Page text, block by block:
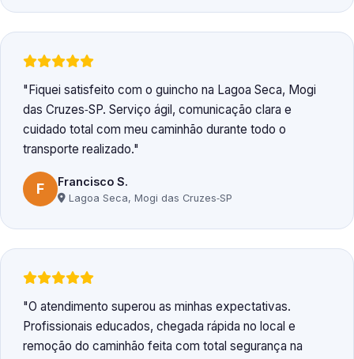
Fiquei satisfeito com o guincho na Lagoa Seca, Mogi
das Cruzes‑SP. Serviço ágil, comunicação clara e
cuidado total com meu caminhão durante todo o
transporte realizado.
F Francisco S.
Lagoa Seca, Mogi das Cruzes‑SP
O atendimento superou as minhas expectativas.
Profissionais educados, chegada rápida no local e
remoção do caminhão feita com total segurança na